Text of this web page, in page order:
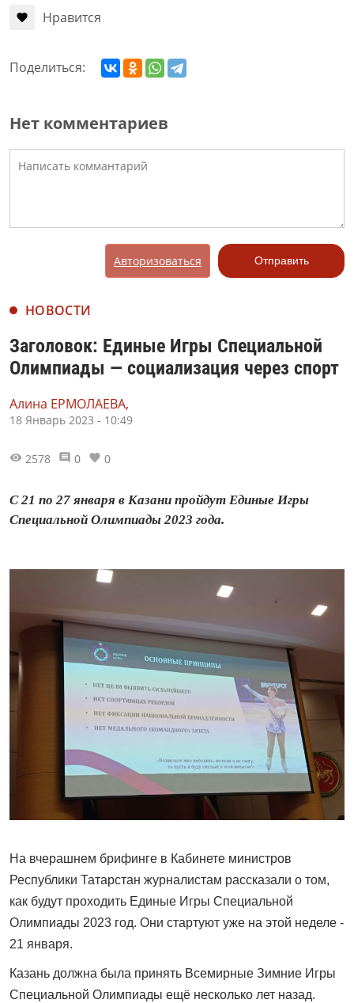
Нравится
Поделиться:
Нет комментариев
Авторизоваться Отправить
НОВОСТИ
Заголовок: Единые Игры Специальной
Олимпиады — социализация через спорт
Алина ЕРМОЛАЕВА,
18 Январь 2023 - 10:49
2578 0 0
С 21 по 27 января в Казани пройдут Единые Игры
Специальной Олимпиады 2023 года.
На вчерашнем брифинге в Кабинете министров
Республики Татарстан журналистам рассказали о том,
как будут проходить Единые Игры Специальной
Олимпиады 2023 год. Они стартуют уже на этой неделе -
21 января.
Казань должна была принять Всемирные Зимние Игры
Специальной Олимпиады ещё несколько лет назад.